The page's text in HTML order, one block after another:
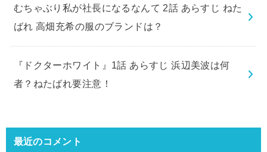
むちゃぶり私が社長になるなんて 2話 あらすじ ねた
ばれ 高畑充希の服のブランドは？
『ドクターホワイト』1話 あらすじ 浜辺美波は何
者？ねたばれ要注意！
最近のコメント